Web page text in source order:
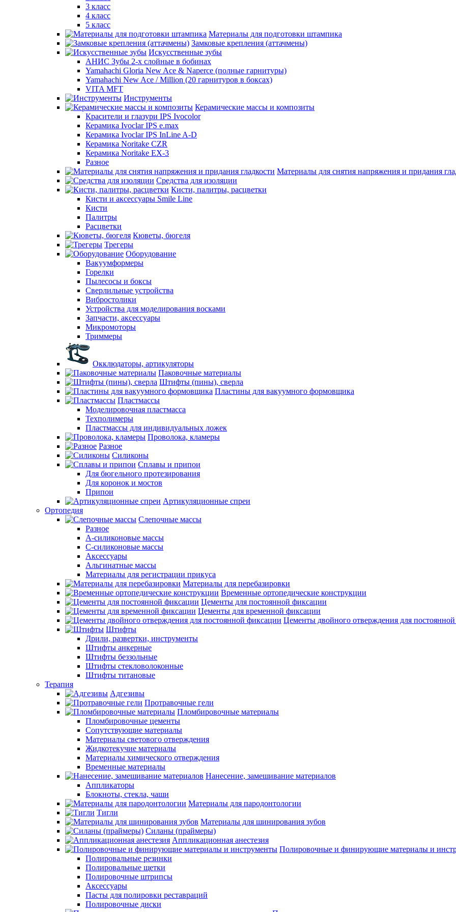
3 класс
4 класс
5 класс
Материалы для подготовки штампика
Замковые крепления (аттачмены)
Искусственные зубы
АНИС Зубы 2-х слойные в бобинах
Yamahachi Gloria New Ace & Naperce (полные гарнитуры)
Yamahachi New Ace / Million (20 гарнитуров в боксах)
VITA MFT
Инструменты
Керамические массы и композиты
Красители и глазури IPS Ivocolor
Керамика Ivoclar IPS e.max
Керамика Ivoclar IPS InLine A-D
Керамика Noritake CZR
Керамика Noritake EX-3
Разное
Материалы для снятия напряжения и придания
Средства для изоляции
Кисти, палитры, расцветки
Кисти и аксессуары Smile Line
Кисти
Палитры
Расцветки
Кюветы, бюгеля
Трегеры
Оборудование
Вакуумформеры
Горелки
Пылесосы и боксы
Сверлильные устройства
Вибростолики
Устройства для моделирования восками
Запчасти, аксессуары
Микромоторы
Триммеры
Окклюдаторы, артикуляторы
Паковочные материалы
Штифты (пины), сверла
Пластины для вакуумного формовщика
Пластмассы
Моделировочная пластмасса
Техполимеры
Пластмассы для индивидуальных ложек
Проволока, кламеры
Разное
Силиконы
Сплавы и припои
Для бюгельного протезирования
Для коронок и мостов
Припои
Артикуляционные спреи
Ортопедия
Слепочные массы
Разное
А-силиконовые массы
С-силиконовые массы
Аксессуары
Альгинатные массы
Материалы для регистрации прикуса
Материалы для перебазировки
Временные ортопедические конструкции
Цементы для постоянной фиксации
Цементы для временной фиксации
Цементы двойного отверждения для
Штифты
Дрили, развертки, инструменты
Штифты анкерные
Штифты беззольные
Штифты стекловолоконные
Штифты титановые
Терапия
Адгезивы
Протравочные гели
Пломбировочные материалы
Пломбировочные цементы
Сопутствующие материалы
Материалы светового отверждения
Жидкотекучие материалы
Материалы химического отверждения
Временные материалы
Нанесение, замешивание материалов
Аппликаторы
Блокноты, стекла, чаши
Материалы для пародонтологии
Тигли
Материалы для шинирования зубов
Силаны (праймеры)
Аппликационная анестезия
Полировочные и финирующие материалы и
Полировальные резинки
Полировальные щетки
Полировочные штрипсы
Аксессуары
Пасты для полировки реставраций
Полировочные диски